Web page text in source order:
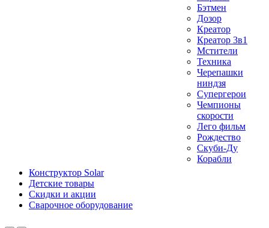
Бэтмен
Дозор
Креатор
Креатор 3в1
Мстители
Техника
Черепашки
ниндзя
Супергерои
Чемпионы
скорости
Лего фильм
Рождество
Скуби-Ду
Корабли
Конструктор Solar
Детские товары
Скидки и акции
Сварочное оборудование